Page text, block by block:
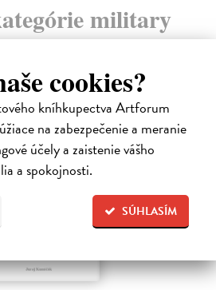
cookies?
kníhkupectva Artforum
na zabezpečenie a meranie
účely a zaistenie vášho
a spokojnosti.
SÚHLASÍM
military
na sklade